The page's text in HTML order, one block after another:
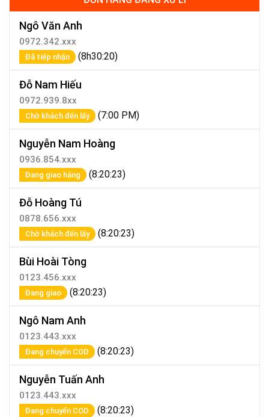
Ngô Văn Anh
0972.342.xxx
Đã tiếp nhận (8h30:20)
Đỗ Nam Hiếu
0972.939.8xx
Chờ khách đến lấy (7:00 PM)
Nguyễn Nam Hoàng
0936.854.xxx
Đang giao hàng (8:20:23)
Đỗ Hoàng Tú
0878.656.xxx
Chờ khách đến lấy (8:20:23)
Bùi Hoài Tòng
0123.456.xxx
Đang giao (8:20:23)
Ngô Nam Anh
0123.443.xxx
Đang chuyển COD (8:20:23)
Nguyễn Tuấn Anh
0123.443.xxx
Đang chuyển COD (8:20:23)